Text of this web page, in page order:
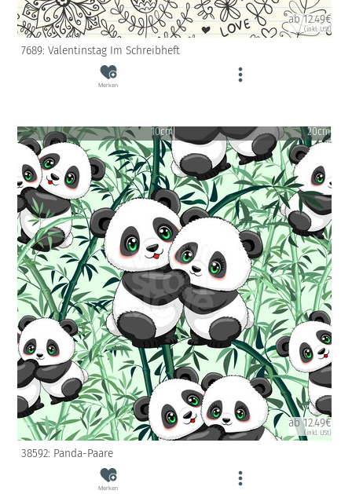
ab 12.49€
(inkl. USt)
7689: Valentinstag Im Schreibheft
Merken
10cm 20cm
ab 12.49€
(inkl. USt)
38592: Panda-Paare
Merken